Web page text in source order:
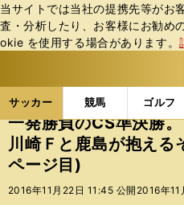
当サイトでは当社の提携先等がお
査・分析したり、お客様にお勧め
okie を使⽤する場合があります。
サッカー 競馬 ゴルフ
ス
ポ
ル
テ
ー
サッカーの記事一覧 J
一発勝負のCS準決勝。
川崎Ｆと鹿島が抱え
ページ目)
2016年11月22日 11:45 公開 2016年